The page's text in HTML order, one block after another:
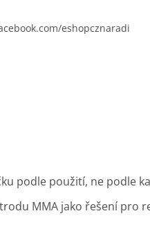
eshopcznaradi
podle použití, ne podle
MMA jako řešení pro